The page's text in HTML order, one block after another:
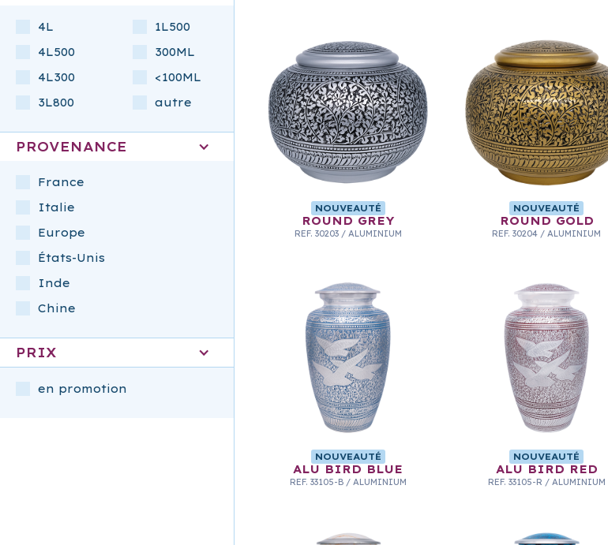
4L
4L500
4L300
3L800
1L500
300ML
<100ML
autre
PROVENANCE
France
Italie
Europe
États-Unis
Inde
Chine
PRIX
en promotion
NOUVEAUTÉ
ROUND GREY
REF. 30203 / ALUMINIUM
NOUVEAUTÉ
ROUND GOLD
REF. 30204 / ALUMINIUM
NOUVEAUTÉ
ALU BIRD BLUE
REF. 33105-B / ALUMINIUM
NOUVEAUTÉ
ALU BIRD RED
REF. 33105-R / ALUMINIUM